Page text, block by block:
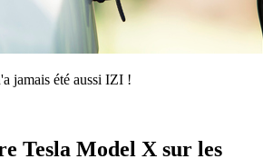
jamais été aussi IZI !
Tesla Model X sur les